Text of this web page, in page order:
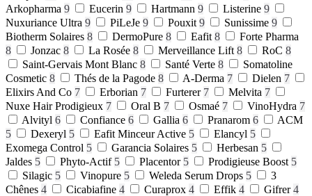
Arkopharma 9 Eucerin 9 Hartmann 9 Listerine 9
Nuxuriance Ultra 9 PiLeJe 9 Pouxit 9 Sunissime 9
Biotherm Solaires 8 DermoPure 8 Eafit 8
Forte Pharma
8
Jonzac 8 La Rosée 8 Merveillance Lift 8 RoC 8
Saint-Gervais Mont Blanc 8 Santé Verte 8
Somatoline
Cosmetic 8 Thés de la Pagode 8 A-Derma 7 Dielen 7
Elixirs And Co 7 Erborian 7 Furterer 7 Melvita 7
Nuxe Hair Prodigieux 7 Oral B 7 Osmaé 7 VinoHydra 7
Alvityl 6 Confiance 6 Gallia 6 Pranarom 6
ACM
5
Dexeryl 5 Eafit Minceur Active 5 Elancyl 5
Exomega Control 5 Garancia Solaires 5 Herbesan 5
Jaldes 5 Phyto-Actif 5 Placentor 5 Prodigieuse Boost 5
Silagic 5 Vinopure 5 Weleda Serum Drops 5
3
Chênes 4 Cicabiafine 4 Curaprox 4 Effik 4 Gifrer4